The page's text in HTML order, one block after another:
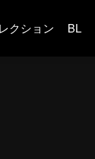
クション BL